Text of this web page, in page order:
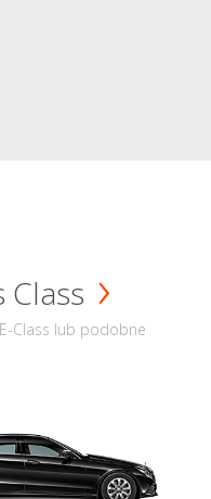
Class
Class lub podobne